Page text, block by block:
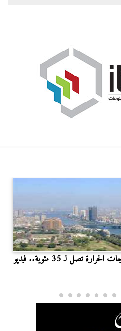
تصل لـ 35 مئوية.. فيديو